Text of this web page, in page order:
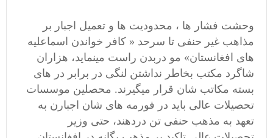
وحشت فشار ها ، محدودیت ها و تعمیل اجبار بر
مذاهب غیر حنفی تا سرحد « کافر خواندن اسماعلیه
های افغانستان» مو دربدن راست مینماید، هزاران
شاگرد مکتب بخاطر نداشتن لنگی در برابر در های
بسته مکاتب شان قرار میگیرند. محصلین موسسات
تحصیلات عالی باید در فورمه های شان اجبارن به
تعهد به مذهب حنفی تن دردهند، حتی وزیر